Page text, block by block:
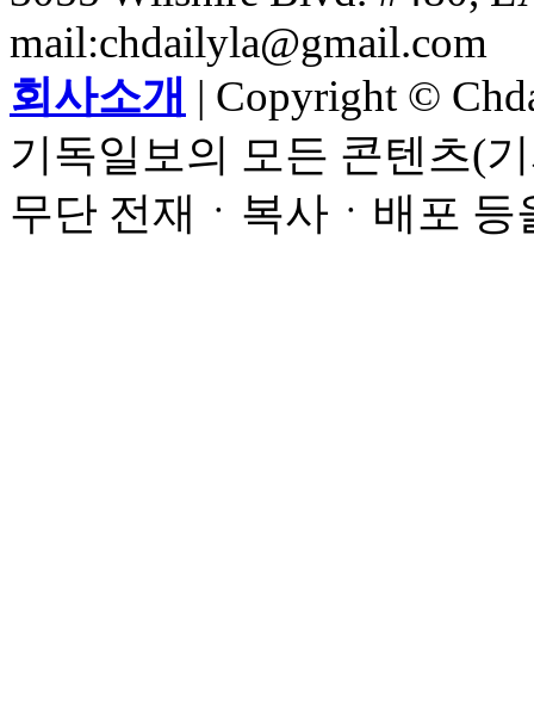
mail:chdailyla@gmail.com
회사소개 | Copyright ©
기독일보의 모든 콘텐츠(
무단 전재ㆍ복사ㆍ배포 등